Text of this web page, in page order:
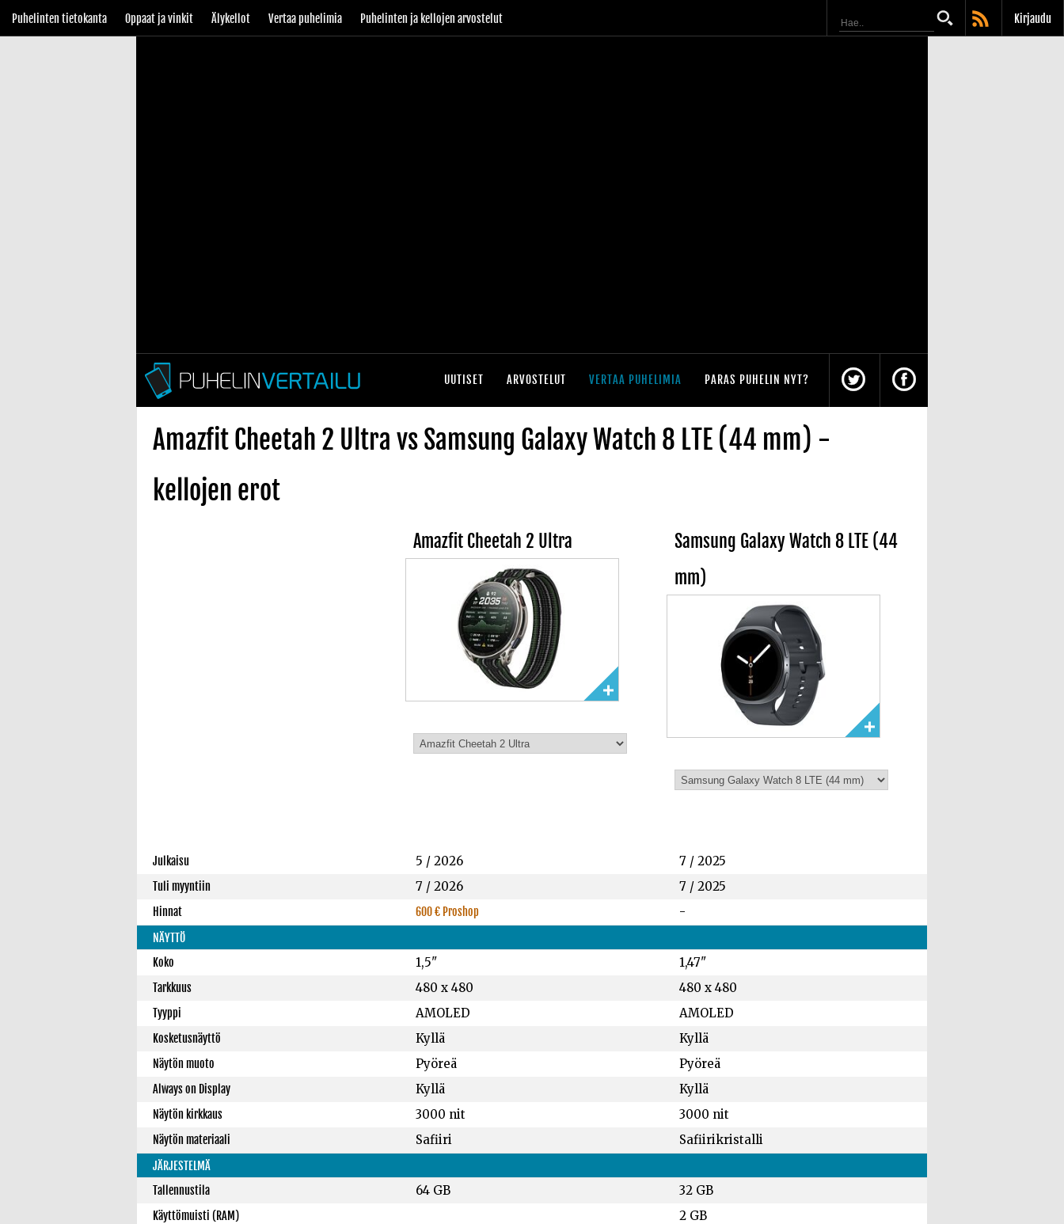
Puhelinten tietokanta Oppaat ja vinkit Älykellot Vertaa puhelimia Puhelinten ja kellojen arvostelut Kirjaudu
UUTISET ARVOSTELUT VERTAA PUHELIMIA PARAS PUHELIN NYT?
Amazfit Cheetah 2 Ultra vs Samsung Galaxy Watch 8 LTE (44 mm) -
kellojen erot
Amazfit Cheetah 2 Ultra
Samsung Galaxy Watch 8 LTE (44
mm)
Julkaisu 5 / 2026 7 / 2025
Tuli myyntiin 7 / 2026 7 / 2025
Hinnat 600 € Proshop -
NÄYTTÖ
Koko
1,5" 1,47"
Tarkkuus 480 x 480 480 x 480
Tyyppi AMOLED AMOLED
Kosketusnäyttö Kyllä Kyllä
Näytön muoto Pyöreä Pyöreä
Always on Display Kyllä Kyllä
Näytön kirkkaus 3000 nit 3000 nit
Näytön materiaali Safiiri Safiirikristalli
JÄRJESTELMÄ
Tallennustila
64 GB 32 GB
Käyttömuisti (RAM) 2 GB